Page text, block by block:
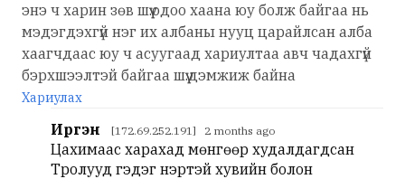
энэ ч харин зөв шүү.одоо хаана юу болж байгаа нь
мэдэгдэхгүй нэг их албаны нууц царайлсан алба
хаагчдаас юу ч асуугаад хариултаа авч чадахгүй
бэрхшээлтэй байгаа шүү.дэмжиж байна
Хариулах
Иргэн [172.69.252.191] 2 months ago
Цахимаас харахад мөнгөөр худалдагдсан
Тролууд гэдэг нэртэй хувийн болон